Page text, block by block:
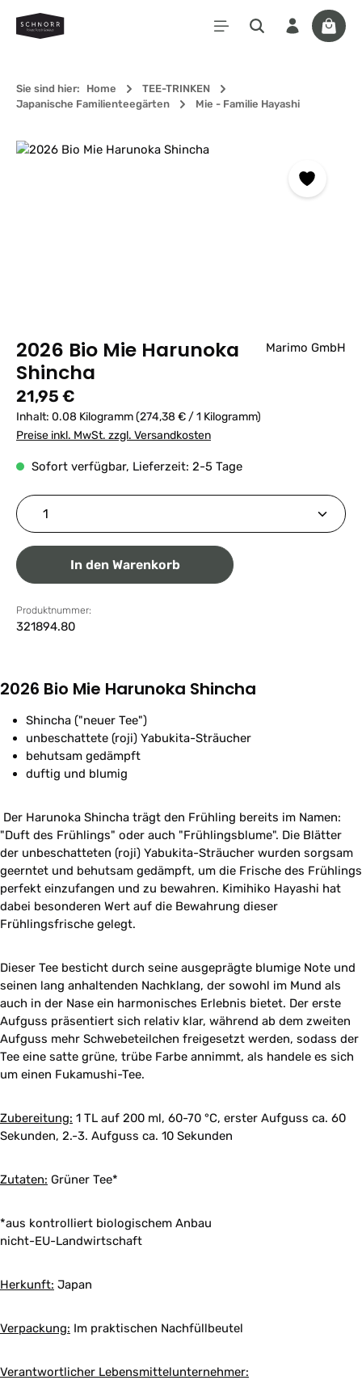
Zum Hauptinhalt springen
Sie sind hier: Home
TEE-TRINKEN
Japanische Familienteegärten
Mie - Familie Hayashi
Bildergalerie überspringen
2026 Bio Mie Harunoka
Shincha
Marimo GmbH
Regulärer Preis:
21,95 €
Inhalt: 0.08 Kilogramm(274,38 € / 1 Kilogramm)
Preise inkl. MwSt. zzgl. Versandkosten
Sofort verfügbar, Lieferzeit: 2-5 Tage
Produkt Anzahl: Gib den gewünschten Wert ein
In den Warenkorb
Produktnummer:
321894.80
2026 Bio Mie Harunoka Shincha
Shincha ("neuer Tee")
unbeschattete (roji) Yabukita-Sträucher
behutsam gedämpft
duftig und blumig
Der Harunoka Shincha trägt den Frühling bereits im Namen:
"Duft des Frühlings" oder auch "Frühlingsblume". Die Blätter
der unbeschatteten (roji) Yabukita-Sträucher wurden sorgsam
geerntet und behutsam gedämpft, um die Frische des Frühlings
perfekt einzufangen und zu bewahren. Kimihiko Hayashi hat
dabei besonderen Wert auf die Bewahrung dieser
Frühlingsfrische gelegt.
Dieser Tee besticht durch seine ausgeprägte blumige Note und
seinen lang anhaltenden Nachklang, der sowohl im Mund als
auch in der Nase ein harmonisches Erlebnis bietet. Der erste
Aufguss präsentiert sich relativ klar, während ab dem zweiten
Aufguss mehr Schwebeteilchen freigesetzt werden, sodass der
Tee eine satte grüne, trübe Farbe annimmt, als handele es sich
um einen Fukamushi-Tee.
Zubereitung: 1 TL auf 200 ml, 60-70 °C, erster Aufguss ca. 60
Sekunden, 2.-3. Aufguss ca. 10 Sekunden
Zutaten: Grüner Tee*
*aus kontrolliert biologischem Anbau
nicht-EU-Landwirtschaft
Herkunft: Japan
Verpackung: Im praktischen Nachfüllbeutel
Verantwortlicher Lebensmittelunternehmer: